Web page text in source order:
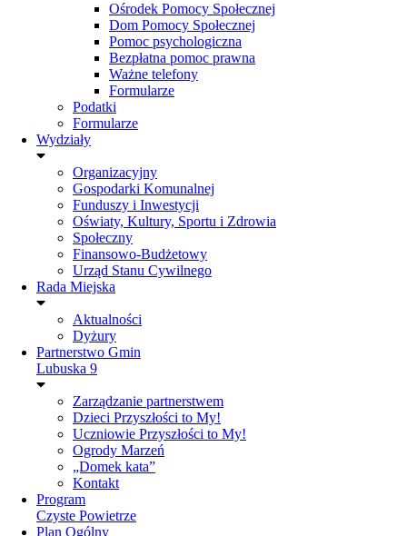
Ośrodek Pomocy Społecznej
Dom Pomocy Społecznej
Pomoc psychologiczna
Bezpłatna pomoc prawna
Ważne telefony
Formularze
Podatki
Formularze
Wydziały
Organizacyjny
Gospodarki Komunalnej
Funduszy i Inwestycji
Oświaty, Kultury, Sportu i Zdrowia
Społeczny
Finansowo-Budżetowy
Urząd Stanu Cywilnego
Rada Miejska
Aktualności
Dyżury
Partnerstwo Gmin
Lubuska 9
Zarządzanie partnerstwem
Dzieci Przyszłości to My!
Uczniowie Przyszłości to My!
Ogrody Marzeń
„Domek kata”
Kontakt
Program
Czyste Powietrze
Plan Ogólny